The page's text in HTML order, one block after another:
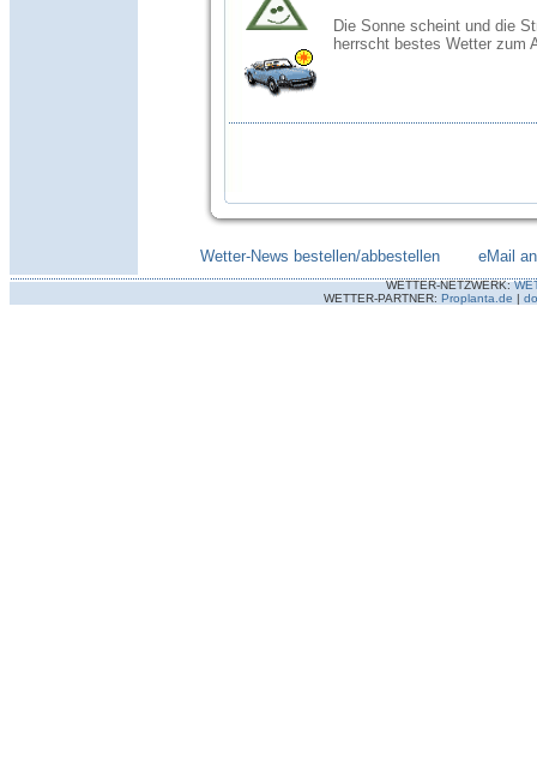
Die Sonne scheint und die
herrscht bestes Wetter zum
Wetter-News bestellen/abbestellen eMail
WETTER-NETZWERK:
WETTER-PARTNER: Proplanta.de |